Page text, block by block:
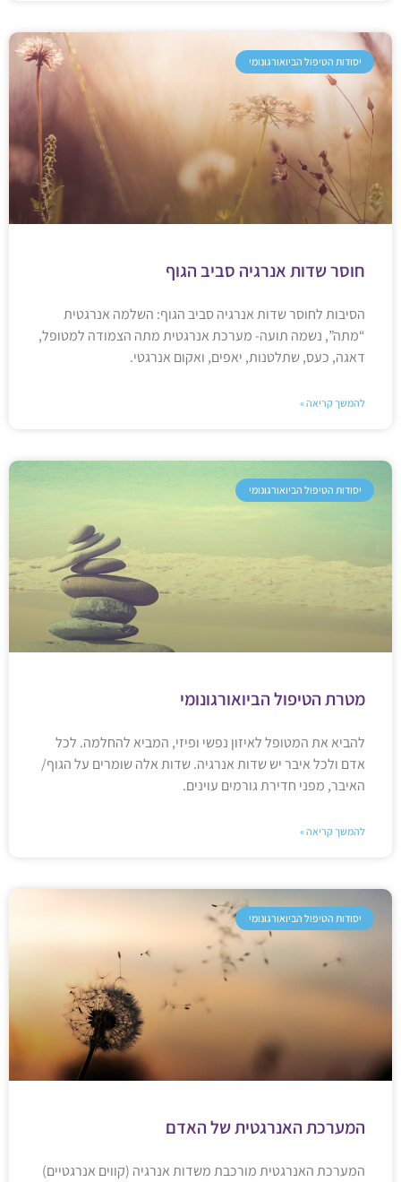
יסודות הטיפול הביואורגונומי
חוסר שדות אנרגיה סביב הגוף
הסיבות לחוסר שדות אנרגיה סביב הגוף: השלמה אנרגטית
“מתה”, נשמה תועה- מערכת אנרגטית מתה הצמודה למטופל,
דאגה, כעס, שתלטנות, יאפים, ואקום אנרגטי.
להמשך קריאה »
יסודות הטיפול הביואורגונומי
מטרת הטיפול הביואורגונומי
להביא את המטופל לאיזון נפשי ופיזי, המביא להחלמה. לכל
אדם ולכל איבר יש שדות אנרגיה. שדות אלה שומרים על הגוף/
האיבר, מפני חדירת גורמים עוינים.
להמשך קריאה »
יסודות הטיפול הביואורגונומי
המערכת האנרגטית של האדם
המערכת האנרגטית מורכבת משדות אנרגיה (קווים אנרגטיים)